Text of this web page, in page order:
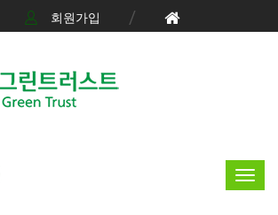
회원가입